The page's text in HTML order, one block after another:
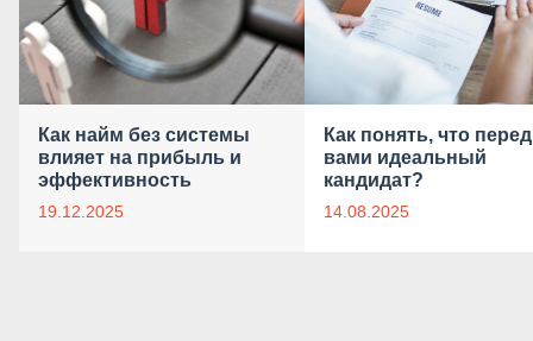
Как найм без системы
влияет на прибыль и
эффективность
19.12.2025
Как понять, что перед
вами идеальный
кандидат?
14.08.2025